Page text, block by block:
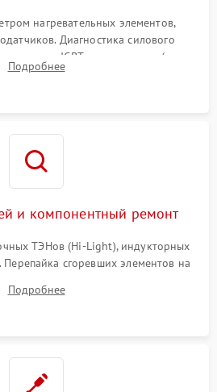
нагревательных элементов,
Диагностика силового
мостов и IGBT-транзисторов (для
и газ-контроля (для газовых
Подробнее
и компонентный ремонт
ТЭНов (Hi-Light), индукторных
сгоревших элементов на
и замена поврежденной
Подробнее